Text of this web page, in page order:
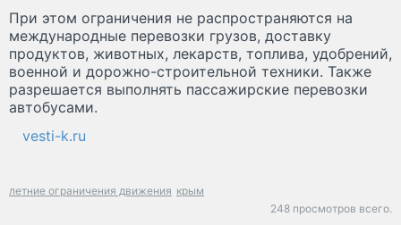
При этом ограничения не распространяются на
международные перевозки грузов, доставку
продуктов, животных, лекарств, топлива, удобрений,
военной и дорожно-строительной техники. Также
разрешается выполнять пассажирские перевозки
автобусами.
vesti-k.ru
летние ограничения движения крым
248 просмотров всего.